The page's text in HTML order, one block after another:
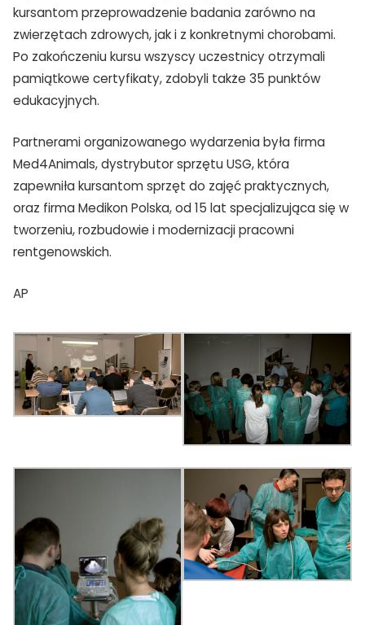
kursantom przeprowadzenie badania zarówno na
zwierzętach zdrowych, jak i z konkretnymi chorobami.
Po zakończeniu kursu wszyscy uczestnicy otrzymali
pamiątkowe certyfikaty, zdobyli także 35 punktów
edukacyjnych.
Partnerami organizowanego wydarzenia była firma
Med4Animals, dystrybutor sprzętu USG, która
zapewniła kursantom sprzęt do zajęć praktycznych,
oraz firma Medikon Polska, od 15 lat specjalizująca się w
tworzeniu, rozbudowie i modernizacji pracowni
rentgenowskich.
AP